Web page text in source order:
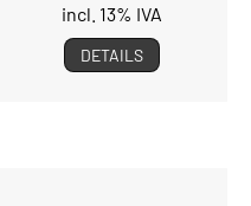
incl. 13% IVA
DETAILS